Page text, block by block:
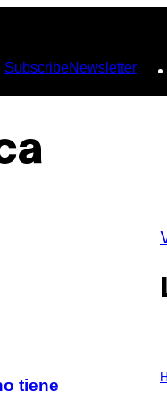
SubscribeNewsletter
tiene
L